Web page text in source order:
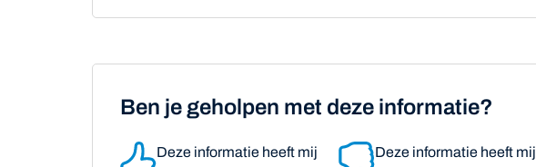
Ben je geholpen met deze informatie?
Deze informatie heeft mij
Deze informatie heeft mij